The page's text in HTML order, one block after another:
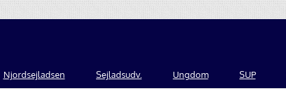
Njordsejladsen Sejladsudv. Ungdom SUP